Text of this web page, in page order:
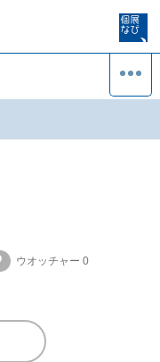
ウオッチャー 0